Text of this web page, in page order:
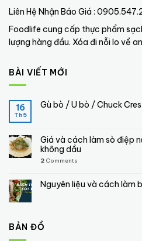
Liên Hệ Nhận Báo Giá :
Foodlife cung cấp thực phẩm
lượng hàng đầu. Xóa đi nỗi lo về
BÀI VIẾT MỚI
16
Th5
Gù bò / U bò / Chuck
Giá và cách làm sò điệp
không dầu
2 Comments
Nguyên liệu và cách làm
BẢN ĐỒ